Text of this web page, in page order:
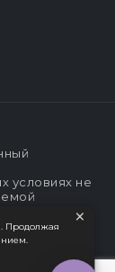
условиях не
кодекса
×
Продолжая